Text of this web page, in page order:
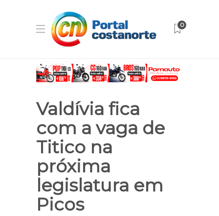
0
Valdívia fica
com a vaga de
Titico na
próxima
legislatura em
Picos